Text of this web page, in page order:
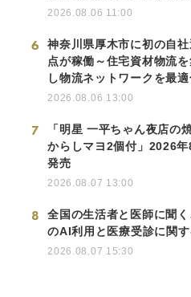
2026.08.06 11:00
6
神奈川県厚木市に初の自
点が稼働～住宅資材物流
し物流ネットワークを最適
2026.08.06 13:00
7
「明星 一平ちゃん夜店の
からしマヨ2個付」2026
発売
2026.08.07 13:00
8
全国の生活者と医師に聞
のAI利用と医療受診に関
2026.08.07 15:30